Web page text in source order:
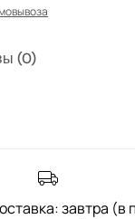
(0)
завтра (в